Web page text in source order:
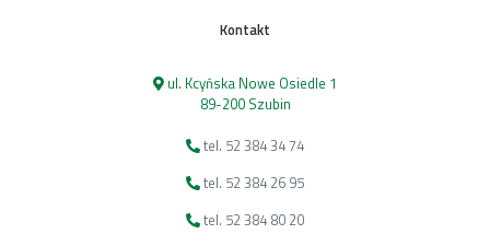
Kontakt
ul. Kcyńska Nowe Osiedle 1
89-200 Szubin
tel. 52 384 34 74
tel. 52 384 26 95
tel. 52 384 80 20